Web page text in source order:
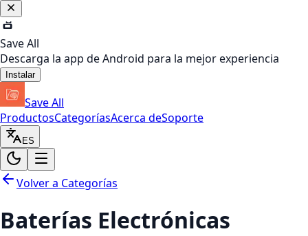
Save All
Descarga la app de Android para la mejor experiencia
Instalar
Save All
ProductosCategoríasAcerca deSoporte
ES
Volver a Categorías
Baterías Electrónicas